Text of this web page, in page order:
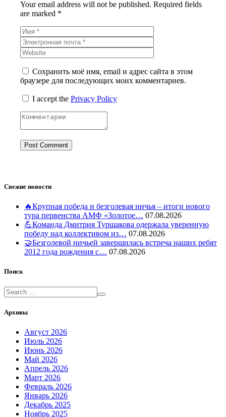
Your email address will not be published. Required fields
are marked *
Сохранить моё имя, email и адрес сайта в этом
браузере для последующих моих комментариев.
I accept the Privacy Policy
Свежие новости
🔥Крупная победа и безголевая ничья – итоги нового
тура первенства АМФ «Золотое… 07.08.2026
💪Команда Дмитрия Туршакова одержала уверенную
победу над коллективом из… 07.08.2026
🤝Безголевой ничьей завершилась встреча наших ребят
2012 года рождения с… 07.08.2026
Поиск
Архивы
Август 2026
Июль 2026
Июнь 2026
Май 2026
Апрель 2026
Март 2026
Февраль 2026
Январь 2026
Декабрь 2025
Ноябрь 2025